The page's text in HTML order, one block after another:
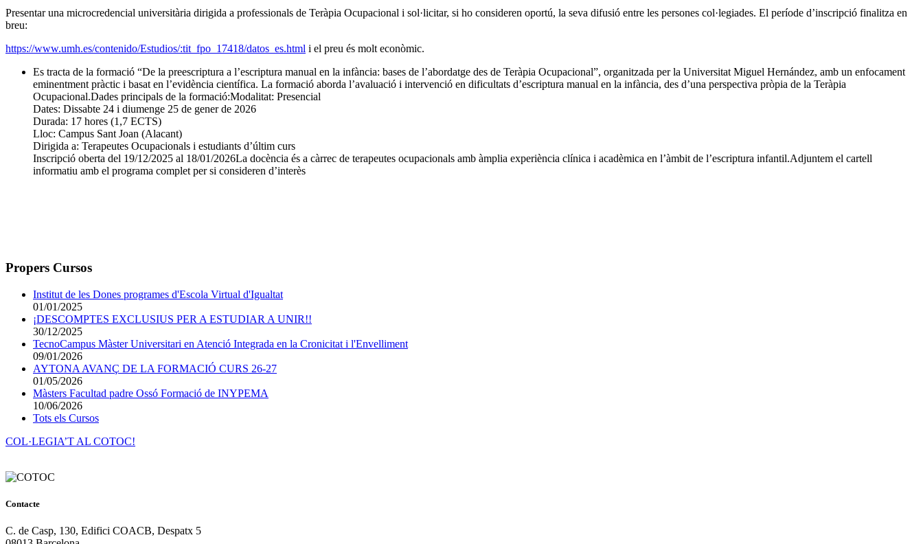
Presentar una microcredencial universitària dirigida a professionals de Teràpia Ocupacional i sol·licitar, si ho consideren oportú, la seva difusió entre les persones col·legiades. El període d’inscripció finalitza en
breu:
https://www.umh.es/contenido/Estudios/:tit_fpo_17418/datos_es.html i el preu és molt econòmic.
Es tracta de la formació “De la preescriptura a l’escriptura manual en la infància: bases de l’abordatge des de Teràpia Ocupacional”, organitzada per la Universitat Miguel Hernández, amb un enfocament
eminentment pràctic i basat en l’evidència científica. La formació aborda l’avaluació i intervenció en dificultats d’escriptura manual en la infància, des d’una perspectiva pròpia de la Teràpia
Ocupacional.Dades principals de la formació:Modalitat: Presencial
Dates: Dissabte 24 i diumenge 25 de gener de 2026
Durada: 17 hores (1,7 ECTS)
Lloc: Campus Sant Joan (Alacant)
Dirigida a: Terapeutes Ocupacionals i estudiants d’últim curs
Inscripció oberta del 19/12/2025 al 18/01/2026La docència és a càrrec de terapeutes ocupacionals amb àmplia experiència clínica i acadèmica en l’àmbit de l’escriptura infantil.Adjuntem el cartell
informatiu amb el programa complet per si consideren d’interès
Propers Cursos
Institut de les Dones programes d'Escola Virtual d'Igualtat
01/01/2025
¡DESCOMPTES EXCLUSIUS PER A ESTUDIAR A UNIR!!
30/12/2025
TecnoCampus Màster Universitari en Atenció Integrada en la Cronicitat i l'Envelliment
09/01/2026
AYTONA AVANÇ DE LA FORMACIÓ CURS 26-27
01/05/2026
Màsters Facultad padre Ossó Formació de INYPEMA
10/06/2026
Tots els Cursos
COL·LEGIA’T AL COTOC!
Contacte
C. de Casp, 130, Edifici COACB, Despatx 5